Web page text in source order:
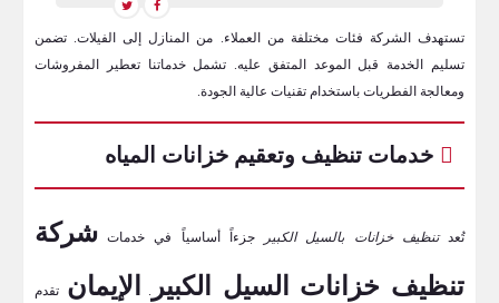
تستهدف الشركة فئات مختلفة من العملاء. من المنازل إلى الفيلات. تضمن
تسليم الخدمة قبل الموعد المتفق عليه. تشمل خدماتنا تعطير المفروشات
ومعالجة الفطريات باستخدام تقنيات عالية الجودة.
خدمات تنظيف وتعقيم خزانات المياه
تُعدتنظيف خزانات بالسيل الكبير جزءاً أساسياً في خدمات شركة
تنظيف خزانات السيل الكبير . الإيمان تقدم